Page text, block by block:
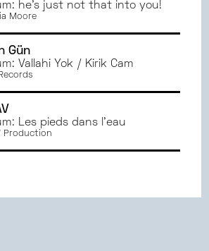
he's just not that into you!
Moore
Gün
Vallahi Yok / Kirik Cam
Les pieds dans l'eau
Production